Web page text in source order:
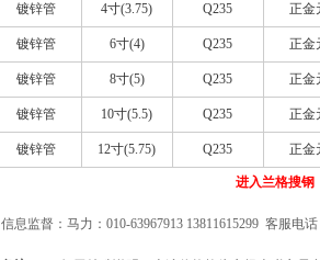
镀锌管 4寸(3.75) Q235 正金
镀锌管 6寸(4) Q235 正金
镀锌管 8寸(5) Q235 正金
镀锌管 10寸(5.5) Q235 正金
镀锌管 12寸(5.75) Q235 正金
进入兰格搜
信息监督：马力：010-63967913 13811615299 客服电话